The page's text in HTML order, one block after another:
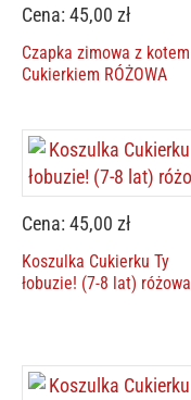
Cena: 45,00 zł
Czapka zimowa z kotem
Cukierkiem RÓŻOWA
Cena: 45,00 zł
Koszulka Cukierku Ty
łobuzie! (7-8 lat) różowa